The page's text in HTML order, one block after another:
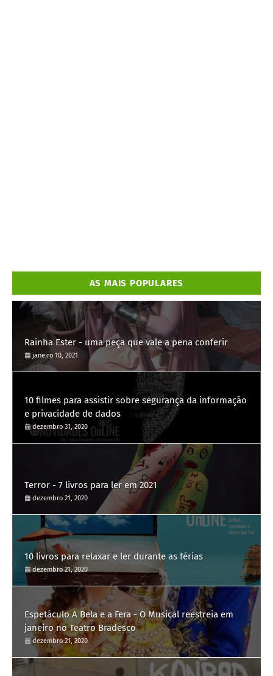
AS MAIS POPULARES
Rainha Ester - uma peça que vale a pena conferir
janeiro 10, 2021
10 filmes para assistir sobre segurança da informação
e privacidade de dados
dezembro 31, 2020
Terror - 7 livros para ler em 2021
dezembro 21, 2020
10 livros para relaxar e ler durante as férias
dezembro 21, 2020
Espetáculo A Bela e a Fera - O Musical reestreia em
janeiro no Teatro Bradesco
dezembro 21, 2020